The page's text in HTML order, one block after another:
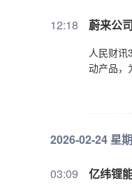
12:18 蔚来公
人民财讯
动产品，
2026-02-24 星
03:09 亿纬锂